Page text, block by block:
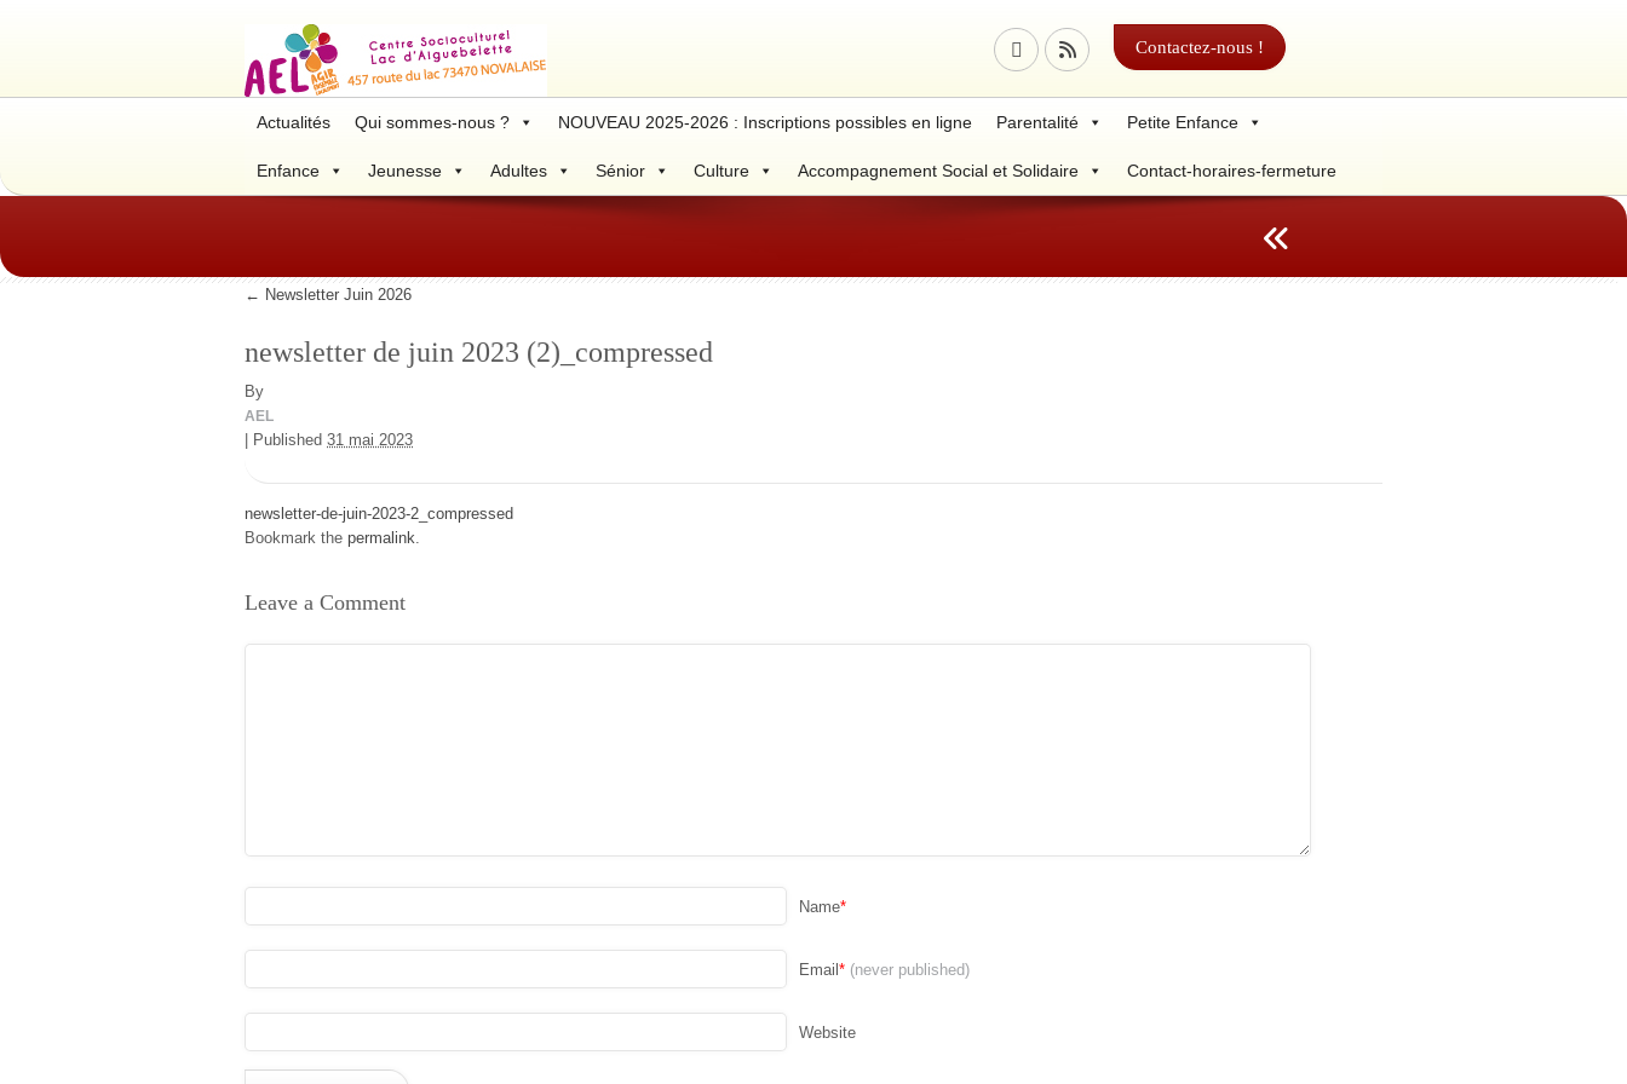
Contactez-nous !
Actualités Qui sommes-nous ? NOUVEAU 2025-2026 : Inscriptions possibles en ligne Parentalité Petite Enfance
Enfance Jeunesse Adultes Sénior Culture Accompagnement Social et Solidaire Contact-horaires-fermeture
← Newsletter Juin 2026
newsletter de juin 2023 (2)_compressed
By
AEL
Published 31 mai 2023
newsletter-de-juin-2023-2_compressed
Bookmark the permalink.
Leave a Comment
Name*
Email* (never published)
Website